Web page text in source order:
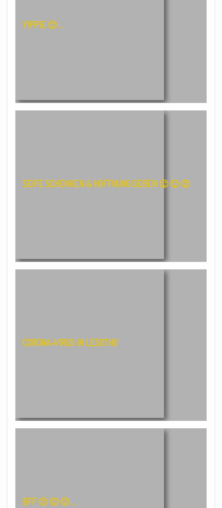
YIPPIE 🙂 …
SEIFE SCHENKEN & HOFFNUNG GEBEN 🙂 🙂 🙂
CORONA-VIRUS IN LESOTHO
BFF 🙂 🙂 🙂 …